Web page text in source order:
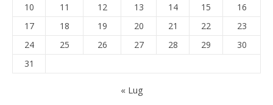
10
11 12 13 14 15
16
17
18 19 20 21 22
23
24
25 26 27 28 29
30
31
« Lug